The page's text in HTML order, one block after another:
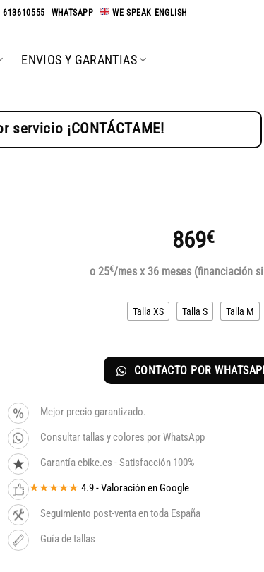
613610555 WHATSAPP WE SPEAK ENGLISH
ENVIOS Y GARANTIAS
¡CONTÁCTAME!
869€
o 25€/mes x 36 meses (financiación
Talla XS Talla S Talla M
CONTACTO POR
Mejor precio garantizado.
Consultar tallas y colores por WhatsApp
Garantía ebike.es - Satisfacción 100%
★★★★★ 4.9 - Valoración en Google
Seguimiento post-venta en toda España
Guía de tallas